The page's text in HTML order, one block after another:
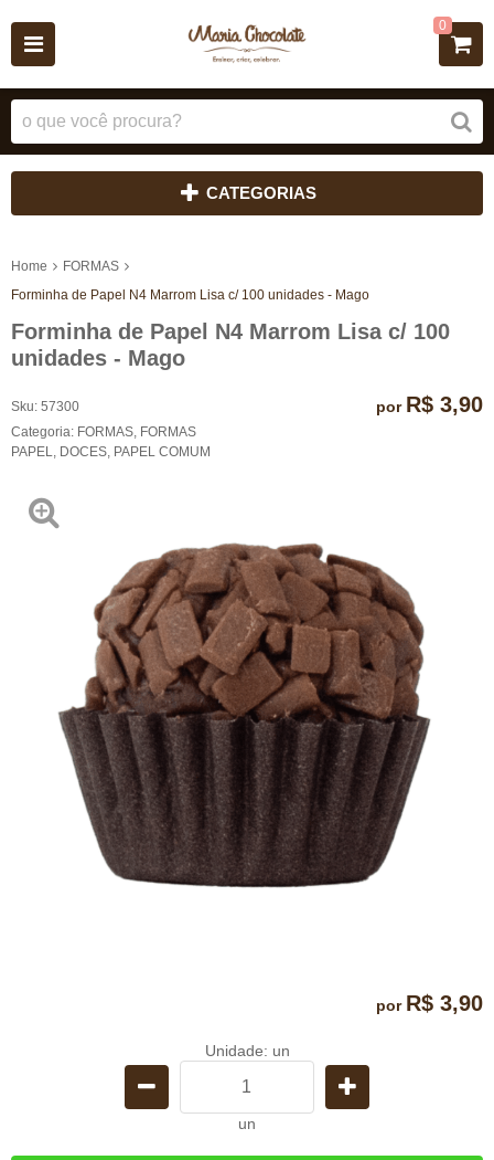
0
CATEGORIAS
Home
FORMAS
Forminha de Papel N4 Marrom Lisa c/ 100 unidades - Mago
Forminha de Papel N4 Marrom Lisa c/ 100
unidades - Mago
Sku: 57300
Categoria: FORMAS FORMAS
PAPEL
DOCES PAPEL COMUM
por R$ 3,90
por R$ 3,90
Unidade: un
un